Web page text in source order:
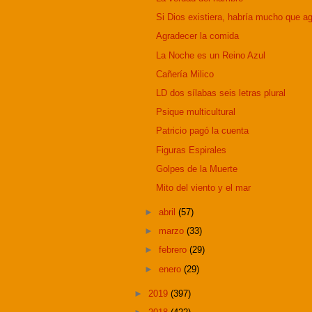
Si Dios existiera, habría mucho que
Agradecer la comida
La Noche es un Reino Azul
Cañería Milico
LD dos sílabas seis letras plural
Psique multicultural
Patricio pagó la cuenta
Figuras Espirales
Golpes de la Muerte
Mito del viento y el mar
►abril(57)
► marzo(33)
►febrero(29)
►enero(29)
► 2019 (397)